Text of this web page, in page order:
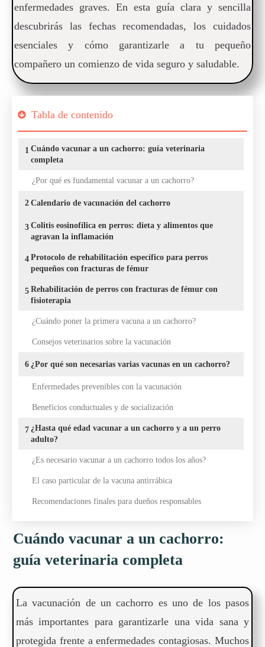
enfermedades graves. En esta guía clara y sencilla
descubrirás las fechas recomendadas, los cuidados
esenciales y cómo garantizarle a tu pequeño
compañero un comienzo de vida seguro y saludable.
Tabla de contenido
1 Cuándo vacunar a un cachorro: guía veterinaria
completa
¿Por qué es fundamental vacunar a un cachorro?
2 Calendario de vacunación del cachorro
3 Colitis eosinofílica en perros: dieta y alimentos que
agravan la inflamación
4 Protocolo de rehabilitación específico para perros
pequeños con fracturas de fémur
5 Rehabilitación de perros con fracturas de fémur con
fisioterapia
¿Cuándo poner la primera vacuna a un cachorro?
Consejos veterinarios sobre la vacunación
6 ¿Por qué son necesarias varias vacunas en un cachorro?
Enfermedades prevenibles con la vacunación
Beneficios conductuales y de socialización
7 ¿Hasta qué edad vacunar a un cachorro y a un perro
adulto?
¿Es necesario vacunar a un cachorro todos los años?
El caso particular de la vacuna antirrábica
Recomendaciones finales para dueños responsables
Cuándo vacunar a un cachorro:
guía veterinaria completa
La vacunación de un cachorro es uno de los pasos
más importantes para garantizarle una vida sana y
protegida frente a enfermedades contagiosas. Muchos